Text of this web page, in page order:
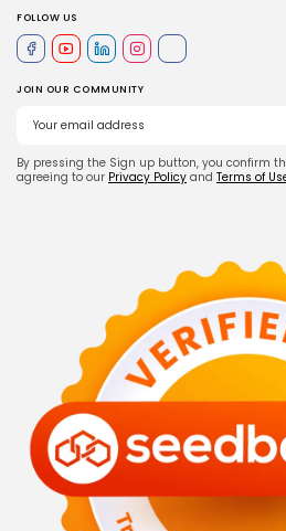
FOLLOW US
JOIN OUR COMMUNITY
By pressing the Sign up button, you confirm
agreeing to our Privacy Policy and Terms of